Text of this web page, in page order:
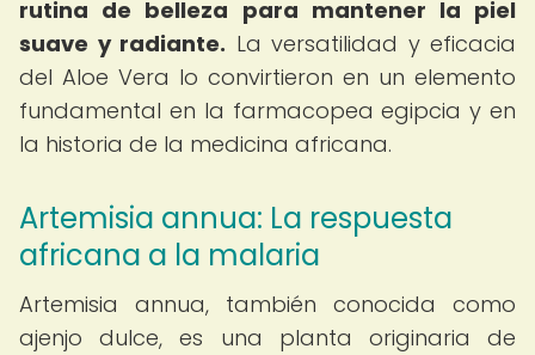
rutina de belleza para mantener la piel
suave y radiante. La versatilidad y eficacia
del Aloe Vera lo convirtieron en un elemento
fundamental en la farmacopea egipcia y en
la historia de la medicina africana.
Artemisia annua: La respuesta
africana a la malaria
Artemisia annua, también conocida como
ajenjo dulce, es una planta originaria de